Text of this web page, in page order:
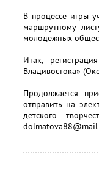
В процессе игры
маршрутному
молодежных
Итак,
Владивостока»
Продолжается
отправить на
детского